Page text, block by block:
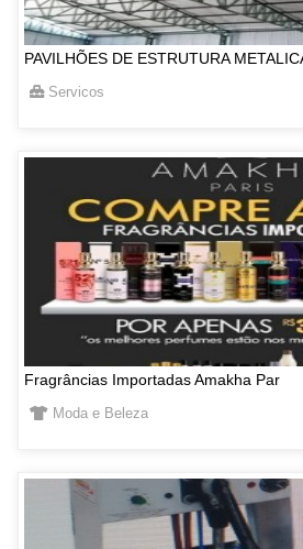
PAVILHÕES DE ESTRUTURA
Servicos
Fragrâncias Importadas Amakha Par
Moda e Beleza